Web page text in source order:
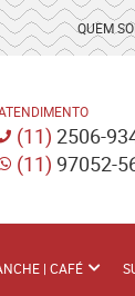
QUEM
(11) 2506-
(11) 97052-
| CAFÉ